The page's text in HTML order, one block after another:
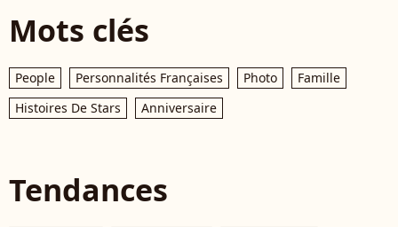
Mots clés
People Personnalités Françaises Photo
Famille
Histoires De Stars
Anniversaire
Tendances